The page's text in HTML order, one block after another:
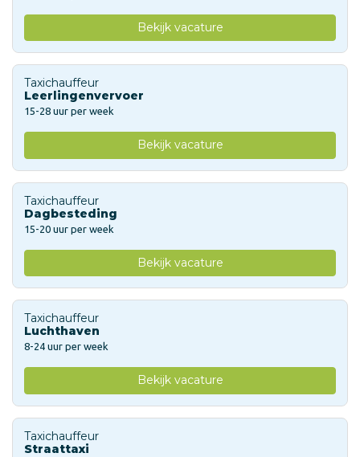
Bekijk vacature
Taxichauffeur
Leerlingenvervoer
15-28 uur per week
Bekijk vacature
Taxichauffeur
Dagbesteding
15-20 uur per week
Bekijk vacature
Taxichauffeur
Luchthaven
8-24 uur per week
Bekijk vacature
Taxichauffeur
Straattaxi